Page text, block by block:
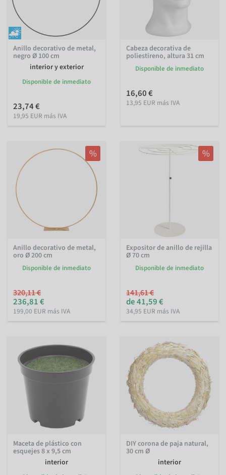
Anillo decorativo de metal,
negro Ø 100 cm
interior y exterior
Disponible de inmediato
23,74 €
19,95 EUR más IVA
Cabeza decorativa de
poliestireno, altura 31 cm
Disponible de inmediato
16,60 €
13,95 EUR más IVA
%
Anillo decorativo de metal,
oro Ø 200 cm
Disponible de inmediato
320,11 €
236,81 €
199,00 EUR más IVA
%
Expositor de anillo de rejilla
Ø 70 cm
Disponible de inmediato
141,61 €
de 41,59 €
34,95 EUR más IVA
Maceta de plástico con
esquejes 8 x 9,5 cm
interior
DIY corona de paja natural,
30 cm Ø
interior